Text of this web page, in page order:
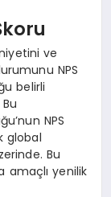
ve
NPS
belirli
NPS
global
Bu
amaçlı yenilik